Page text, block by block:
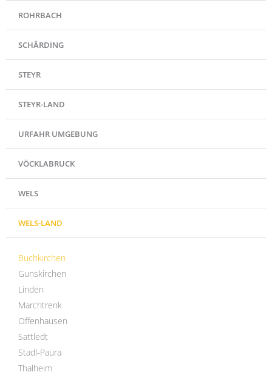
ROHRBACH
SCHÄRDING
STEYR
STEYR-LAND
URFAHR UMGEBUNG
VÖCKLABRUCK
WELS
WELS-LAND
Buchkirchen
Gunskirchen
Linden
Marchtrenk
Offenhausen
Sattledt
Stadl-Paura
Thalheim